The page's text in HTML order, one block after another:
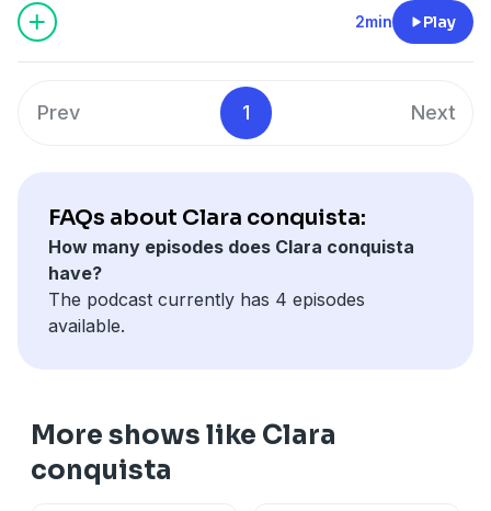
2min Play
Prev 1 Next
FAQs about Clara conquista:
How many episodes does Clara conquista
have?
The podcast currently has 4 episodes
available.
More shows like Clara
conquista